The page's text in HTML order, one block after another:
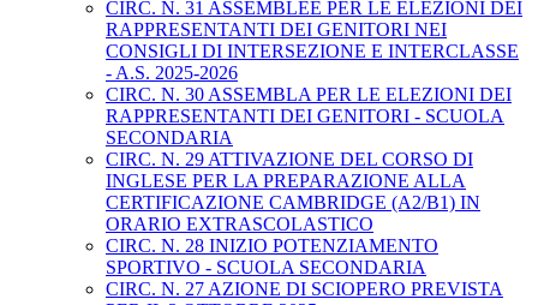
CIRC. N. 31 ASSEMBLEE PER LE ELEZIONI DEI
RAPPRESENTANTI DEI GENITORI NEI
CONSIGLI DI INTERSEZIONE E INTERCLASSE
- A.S. 2025-2026
CIRC. N. 30 ASSEMBLA PER LE ELEZIONI DEI
RAPPRESENTANTI DEI GENITORI - SCUOLA
SECONDARIA
CIRC. N. 29 ATTIVAZIONE DEL CORSO DI
INGLESE PER LA PREPARAZIONE ALLA
CERTIFICAZIONE CAMBRIDGE (A2/B1) IN
ORARIO EXTRASCOLASTICO
CIRC. N. 28 INIZIO POTENZIAMENTO
SPORTIVO - SCUOLA SECONDARIA
CIRC. N. 27 AZIONE DI SCIOPERO PREVISTA